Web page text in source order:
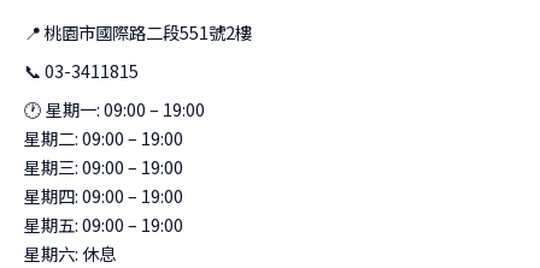
📍 桃園市國際路二段551號2樓
📞 03-3411815
🕐 星期一: 09:00 – 19:00
星期二: 09:00 – 19:00
星期三: 09:00 – 19:00
星期四: 09:00 – 19:00
星期五: 09:00 – 19:00
星期六: 休息